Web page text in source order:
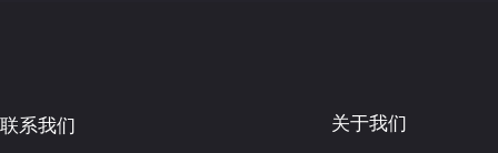
联系我们 关于我们